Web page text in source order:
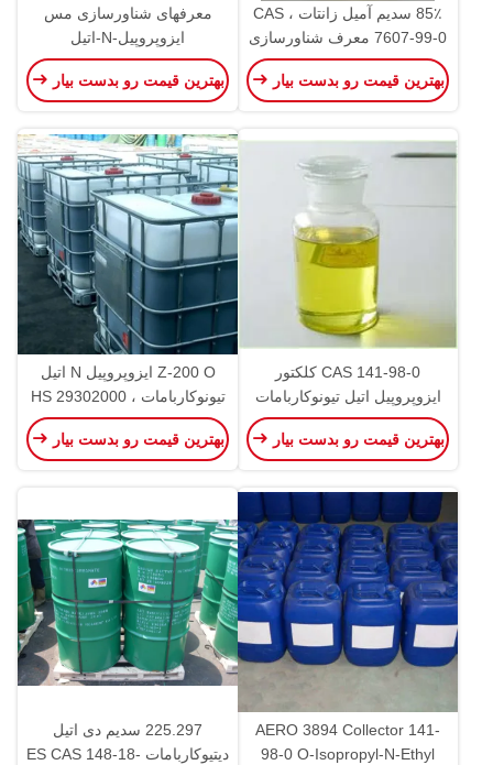
85٪ سدیم آمیل زانتات ، CAS
7607-99-0 معرف شناورسازی
کف برای معدن
بهترین قیمت رو بدست بیار
معرفهای شناورسازی مس
ایزوپروپیل-N-اتیل
تیونوکاربامات PH 5-6 IPETC
بهترین قیمت رو بدست بیار
CAS 141-98-0 کلکتور
ایزوپروپیل اتیل تیونوکاربامات
مایع روغنی مایل به زرد
بهترین قیمت رو بدست بیار
Z-200 O ایزوپروپیل N اتیل
تیونوکاربامات ، HS 29302000
IPETC
بهترین قیمت رو بدست بیار
AERO 3894 Collector 141-
98-0 O-Isopropyl-N-Ethyl
225.297 سدیم دی اتیل
دیتیوکاربامات ES CAS 148-18-